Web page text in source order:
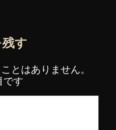
す
とはありません。
です